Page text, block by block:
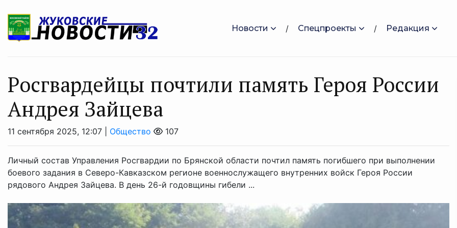
Новости Спецпроекты Редакция
Рoсгвардейцы почтили память Героя России
Андрея Зайцева
11 сентября 2025, 12:07 | Общество 107
Личный состав Управления Росгвардии по Брянской области почтил память погибшего при выполнении
боевого задания в Северо-Кавказском регионе военнослужащего внутренних войск Героя России
рядового Андрея Зайцева. В день 26-й годовщины гибели ...